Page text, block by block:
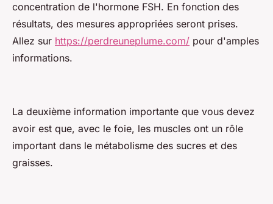
concentration de l'hormone FSH. En fonction des
résultats, des mesures appropriées seront prises.
Allez sur https://perdreuneplume.com/ pour d'amples
informations.
La deuxième information importante que vous devez
avoir est que, avec le foie, les muscles ont un rôle
important dans le métabolisme des sucres et des
graisses.